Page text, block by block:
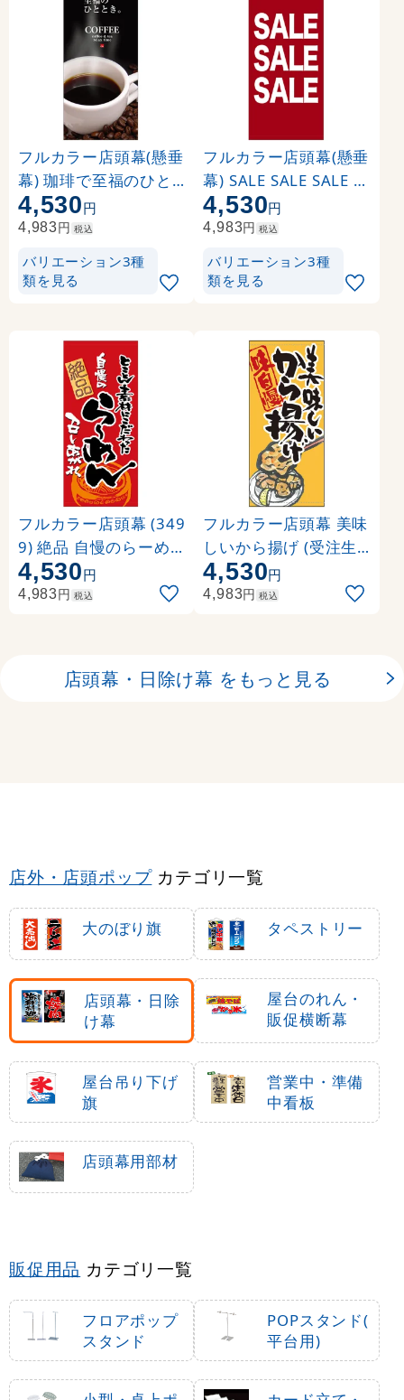
フルカラー店頭幕(懸垂
幕) 珈琲で至福のひと
時 素材:ポンジ (69056
)
4,530円
4,983円 税込
バリエーション3種
類を見る
フルカラー店頭幕(懸垂
幕) SALE SALE SALE 素
材:ポンジ (69549)
4,530円
4,983円 税込
バリエーション3種
類を見る
フルカラー店頭幕 (349
9) 絶品 自慢のらーめ
ん (ポンジ)
4,530円
4,983円 税込
フルカラー店頭幕 美味
しいから揚げ (受注生
産品) 素材:ポンジ (632
41)
4,530円
4,983円 税込
店頭幕・日除け幕 をもっと見る
店外・店頭ポップカテゴリ一覧
大のぼり旗 タペストリー
店頭幕・日除
け幕
屋台のれん・
販促横断幕
屋台吊り下げ
旗
営業中・準備
中看板
店頭幕用部材
販促用品 カテゴリ一覧
フロアポップ
スタンド
POPスタンド(
平台用)